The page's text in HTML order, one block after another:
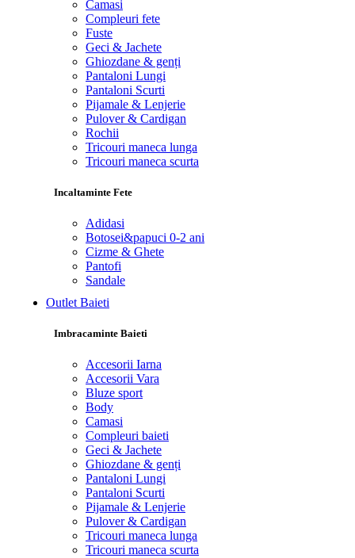
Camasi
Compleuri fete
Fuste
Geci & Jachete
Ghiozdane & genți
Pantaloni Lungi
Pantaloni Scurti
Pijamale & Lenjerie
Pulover & Cardigan
Rochii
Tricouri maneca lunga
Tricouri maneca scurta
Incaltaminte Fete
Adidasi
Botosei&papuci 0-2 ani
Cizme & Ghete
Pantofi
Sandale
Outlet Baieti
Imbracaminte Baieti
Accesorii Iarna
Accesorii Vara
Bluze sport
Body
Camasi
Compleuri baieti
Geci & Jachete
Ghiozdane & genți
Pantaloni Lungi
Pantaloni Scurti
Pijamale & Lenjerie
Pulover & Cardigan
Tricouri maneca lunga
Tricouri maneca scurta